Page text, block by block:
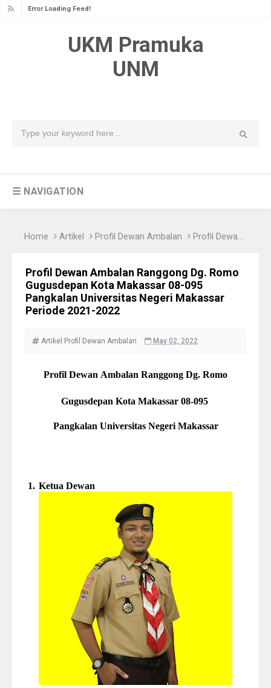
Error Loading Feed!
UKM Pramuka
UNM
☰ NAVIGATION
Home Artikel Profil Dewan Ambalan Profil Dewan Ambalan Ranggong Dg. Romo Gugusdepan Kota Makassar 08-095 Pangkalan Universitas Negeri Makassar Periode 2021-2022
Profil Dewan Ambalan Ranggong Dg. Romo
Gugusdepan Kota Makassar 08-095
Pangkalan Universitas Negeri Makassar
Periode 2021-2022
Artikel Profil Dewan Ambalan May 02, 2022
Profil Dewan Ambalan Ranggong Dg. Romo
Gugusdepan Kota Makassar 08-095
Pangkalan Universitas Negeri Makassar
1. Ketua Dewan